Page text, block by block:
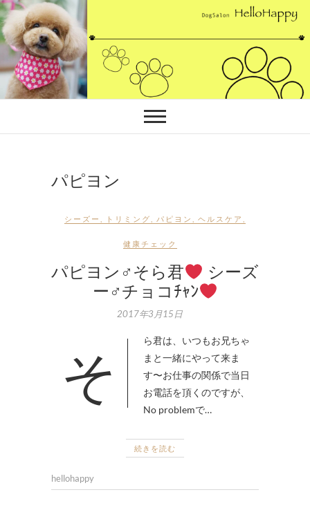
Skip
to
content
パピヨン
シーズー トリミング パピヨン ヘルスケア
健康チェック
パピヨン♂そら君
シーズ
ー♂チョコﾁｬﾝ
2017年3月15日
そら君は、いつもお兄ちゃ
まと一緒にやって来ま
す〜お仕事の関係で当日
お電話を頂くのですが、
No problemで…
続きを読む
hellohappy